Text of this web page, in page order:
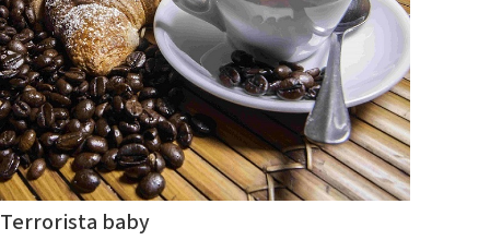
Terrorista baby